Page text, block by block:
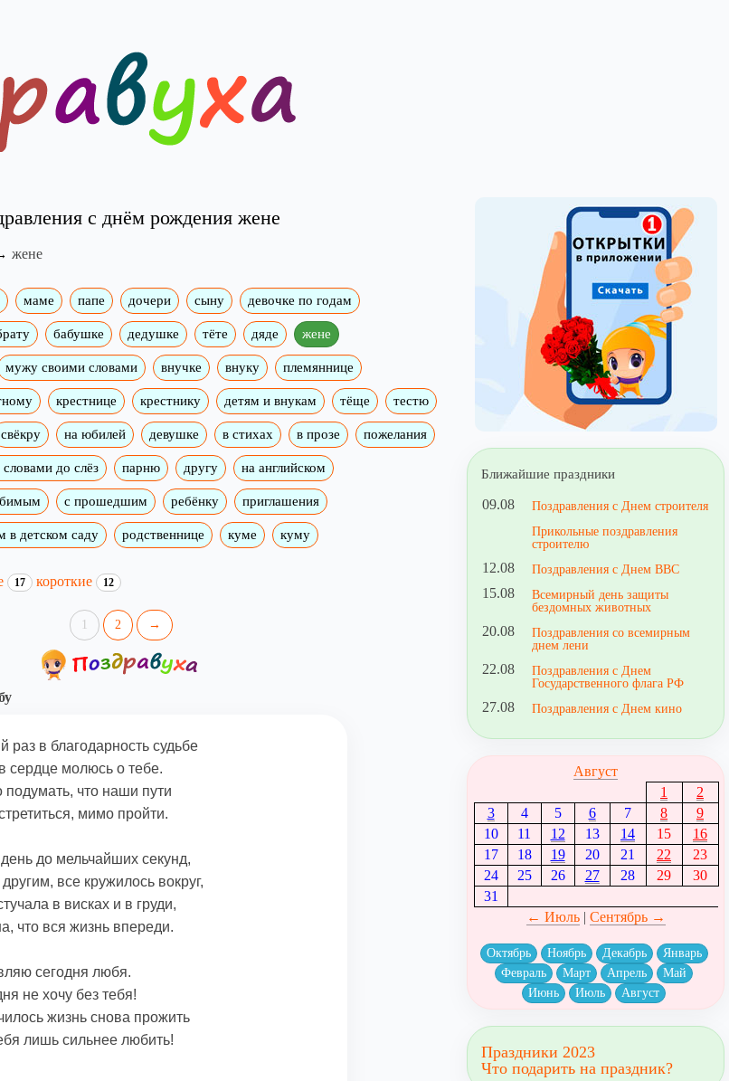
с днём рождения жене
жене
маме папе дочери сыну девочке по годам
бабушке дедушке тёте дяде жене
мужу своими словами внучке внуку племяннице
крестнице крестнику детям и внукам тёще тестю
свёкру на юбилей девушке в стихах в прозе пожелания
до слёз парню другу на английском
с прошедшим ребёнку приглашения
в детском саду родственнице куме куму
17 короткие 12
1 2 →
раз в благодарность судьбе
сердце молюсь о тебе.
что наши пути
мимо пройти.
до мельчайших секунд,
все кружилось вокруг,
в висках и в груди,
что вся жизнь впереди.
сегодня любя.
не хочу без тебя!
жизнь снова прожить
лишь сильнее любить!
Ближайшие праздники
09.08
Поздравления с Днем строителя
Прикольные поздравления
строителю
12.08 Поздравления с Днем ВВС
15.08
Всемирный день защиты
бездомных животных
20.08
Поздравления со всемирным
днем лени
22.08
Поздравления с Днем
Государственного флага РФ
27.08 Поздравления с Днем кино
Август
1
2
3
4 5 6 7 8
9
10
11 12 13 14 15
16
17
18 19 20 21 22
23
24
25 26 27 28 29
30
31
← Июль| Сентябрь →
Октябрь Ноябрь Декабрь
Январь
Февраль
Март Апрель
Май
Июнь
Июль Август
Праздники 2023
Что подарить на праздник?